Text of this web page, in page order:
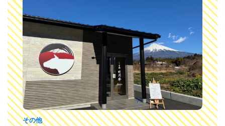
その他